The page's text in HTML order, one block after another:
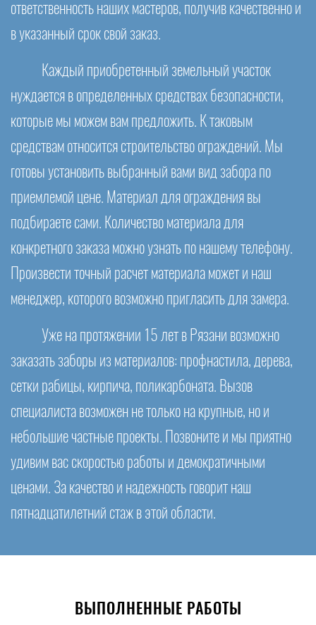
ответственность наших мастеров, получив качественно и
в указанный срок свой заказ.
Каждый приобретенный земельный участок
нуждается в определенных средствах безопасности,
которые мы можем вам предложить. К таковым
средствам относится строительство ограждений. Мы
готовы установить выбранный вами вид забора по
приемлемой цене. Материал для ограждения вы
подбираете сами. Количество материала для
конкретного заказа можно узнать по нашему телефону.
Произвести точный расчет материала может и наш
менеджер, которого возможно пригласить для замера.
Уже на протяжении 15 лет в Рязани возможно
заказать заборы из материалов: профнастила, дерева,
сетки рабицы, кирпича, поликарбоната. Вызов
специалиста возможен не только на крупные, но и
небольшие частные проекты. Позвоните и мы приятно
удивим вас скоростью работы и демократичными
ценами. За качество и надежность говорит наш
пятнадцатилетний стаж в этой области.
ВЫПОЛНЕННЫЕ РАБОТЫ